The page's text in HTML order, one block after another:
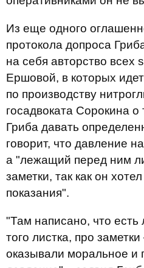
Из еще одного
протокола допроса
на себя авторство всех
Ершовой, в которых
по производству
госадвоката Сорокина
Гриба давать
говорит, что давление
а "лежащий перед ним
заметки, так как он
показания".
"Там написано, что есть
того листка, про
оказывали моральное и